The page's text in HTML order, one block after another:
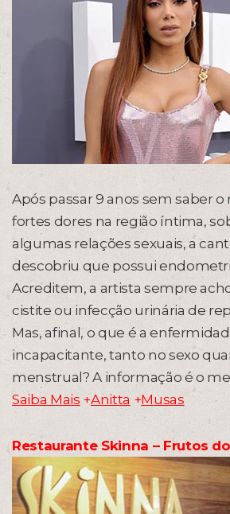
Após passar 9 anos sem saber
fortes dores na região íntima,
algumas relações sexuais, a
descobriu que possui
Acreditem, a artista sempre
cistite ou infecção urinária de
Mas, afinal, o que é a
incapacitante, tanto no sexo
menstrual? A informação é o
Saiba Mais +Anitta +Musas
Restaurante Skinna – Frutos